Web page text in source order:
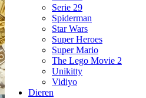
Serie 29
Spiderman
Star Wars
Super Heroes
Super Mario
The Lego Movie 2
Unikitty
Vidiyo
Dieren